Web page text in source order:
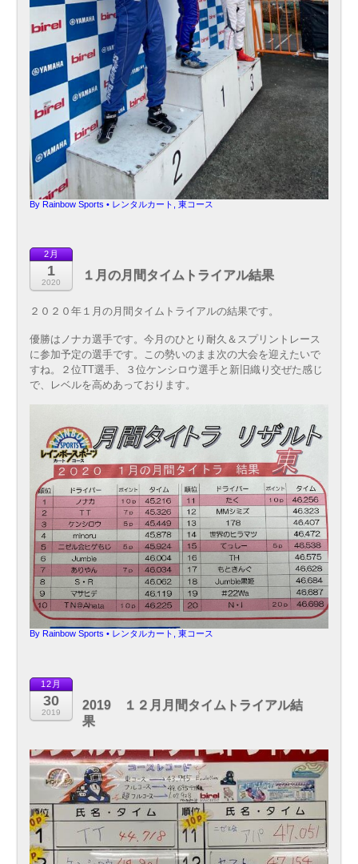
By Rainbow Sports • レンタルカート ,東コース
2月
1
2020
１月の月間タイムトライアル結果
２０２０年１月の月間タイムトライアルの結果です。
優勝はノナカ選手です。今月のひとり耐久＆スプリントレース
に参加予定の選手です。この勢いのまま次の大会を迎えたいで
すね。２位TT選手、３位ケンシロウ選手と新旧織り交ぜた感じ
で、レベルを高めあっております。
By Rainbow Sports • レンタルカート ,東コース
12月
30
2019
2019 １２月月間タイムトライアル結
果